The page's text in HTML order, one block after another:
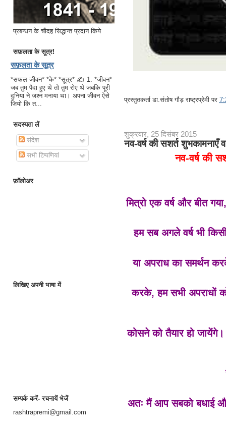
प्रबन्धन के चौदह सिद्धान्त प्रदान किये
सफ़लता के सूत्र!
सफ़लता के सूत्र
*सफल जीवन* *के* *सूत्र* ✍ 1. *जीवन*
जब तुम पैदा हुए थे तो तुम रोए थे जबकि पूरी
दुनिया ने जश्न मनाया था। अपना जीवन ऐसे
जियो कि त...
सदस्यता लें
संदेश
सभी टिप्पणियां
फ़ॉलोअर
लिखिए अपनी भाषा में
सम्पर्क करें- रचनायें भेजें
rashtrapremi@gmail.com
प्रस्तुतकर्ताडा.संतोष गौड़ राष्ट्रप्रेमी पर
शुक्रवार, 25 दिसंबर 2015
नव-वर्ष की सशर्त शुभकामनाएँ
नव-वर्ष की
मित्रो एक वर्ष और बीत
हम सब अगले वर्ष भी
या अपराध का समर्थन
करके, हम सभी अपराधों
कोसने को तैयार हो
अतः मैं आप सबको बधाई